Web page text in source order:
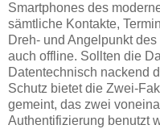
Smartphones des
sämtliche Kontakte,
Dreh- und Angelpunkt
auch offline. Sollten die
Datentechnisch nackend
Schutz bietet die Zwei-
gemeint, das zwei
Authentifizierung benutzt